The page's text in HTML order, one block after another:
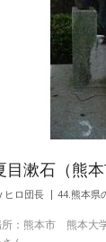
目漱石（熊本
ヒロ団長 44.熊本県
：熊本市 熊本大